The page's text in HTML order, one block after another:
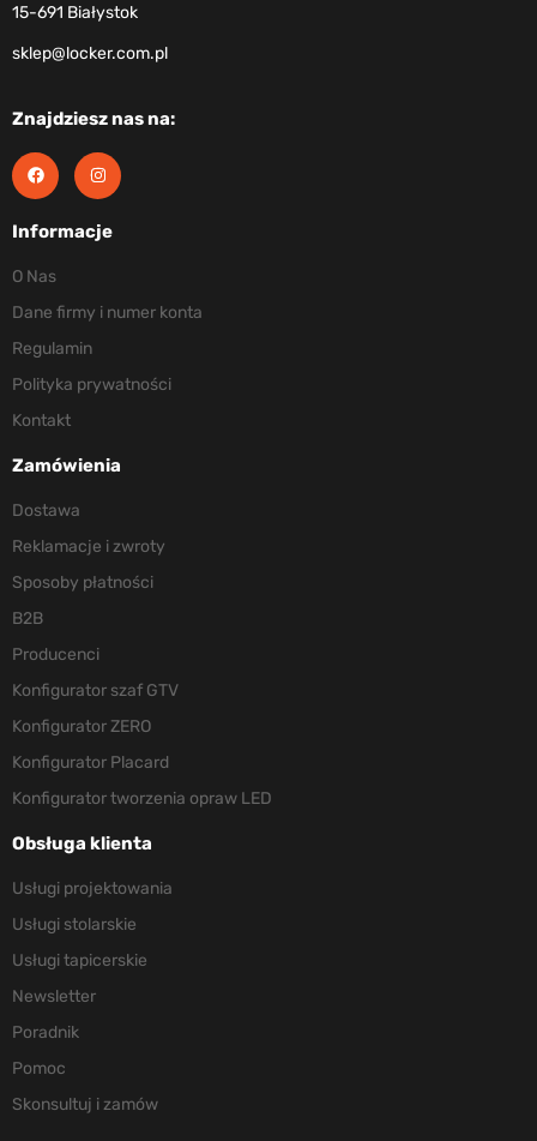
15-691 Białystok
sklep@locker.com.pl
Znajdziesz nas na:
Informacje
O Nas
Dane firmy i numer konta
Regulamin
Polityka prywatności
Kontakt
Zamówienia
Dostawa
Reklamacje i zwroty
Sposoby płatności
B2B
Producenci
Konfigurator szaf GTV
Konfigurator ZERO
Konfigurator Placard
Konfigurator tworzenia opraw LED
Obsługa klienta
Usługi projektowania
Usługi stolarskie
Usługi tapicerskie
Newsletter
Poradnik
Pomoc
Skonsultuj i zamów